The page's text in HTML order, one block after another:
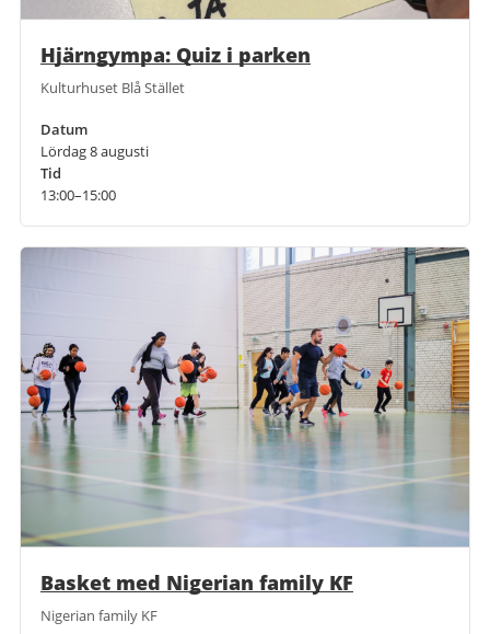
Hjärngympa: Quiz i parken
Kulturhuset Blå Stället
Datum
Lördag 8 augusti
Tid
13:00–15:00
Basket med Nigerian family KF
Nigerian family KF